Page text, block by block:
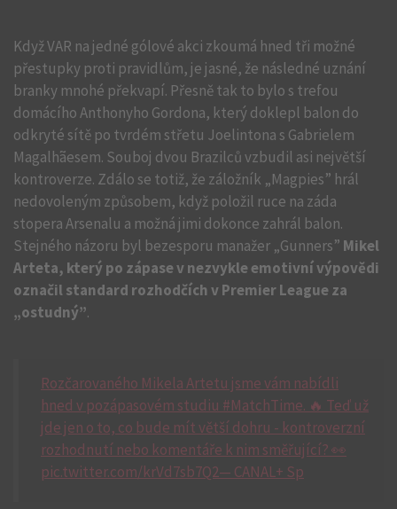
Když VAR na jedné gólové akci zkoumá hned tři možné
přestupky proti pravidlům, je jasné, že následné uznání
branky mnohé překvapí. Přesně tak to bylo s trefou
domácího Anthonyho Gordona, který doklepl balon do
odkryté sítě po tvrdém střetu Joelintona s Gabrielem
Magalhãesem. Souboj dvou Brazilců vzbudil asi největší
kontroverze. Zdálo se totiž, že záložník „Magpies” hrál
nedovoleným způsobem, když položil ruce na záda
stopera Arsenalu a možná jimi dokonce zahrál balon.
Stejného názoru byl bezesporu manažer „Gunners” Mikel
Arteta, který po zápase v nezvykle emotivní výpovědi
označil standard rozhodčích v Premier League za
„ostudný”.
Rozčarovaného Mikela Artetu jsme vám nabídli
hned v pozápasovém studiu #MatchTime. 🔥 Teď už
jde jen o to, co bude mít větší dohru - kontroverzní
rozhodnutí nebo komentáře k nim směřující? 👀
pic.twitter.com/krVd7sb7Q2— CANAL+ Sp